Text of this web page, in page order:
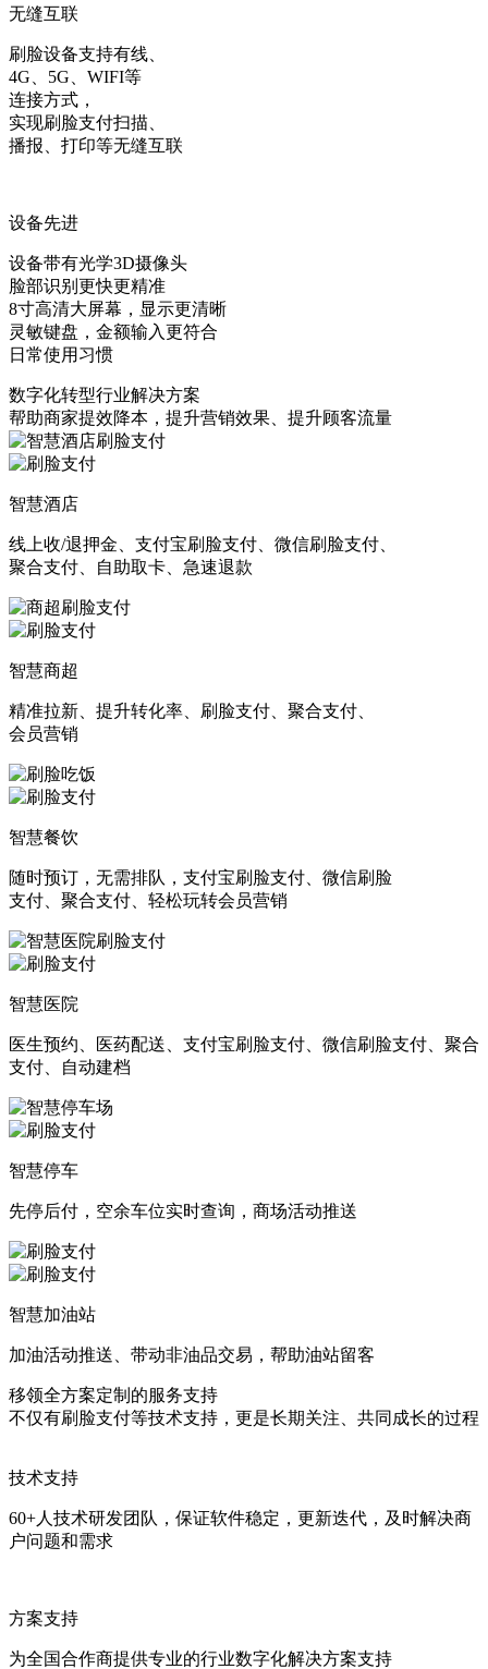
无缝互联
刷脸设备支持有线、
4G、5G、WIFI等
连接方式，
实现刷脸支付扫描、
播报、打印等无缝互联
设备先进
设备带有光学3D摄像头
脸部识别更快更精准
8寸高清大屏幕，显示更清晰
灵敏键盘，金额输入更符合
日常使用习惯
数字化转型行业解决方案
帮助商家提效降本，提升营销效果、提升顾客流量
智慧酒店
线上收/退押金、支付宝刷脸支付、微信刷脸支付、
聚合支付、自助取卡、急速退款
智慧商超
精准拉新、提升转化率、刷脸支付、聚合支付、
会员营销
智慧餐饮
随时预订，无需排队，支付宝刷脸支付、微信刷脸
支付、聚合支付、轻松玩转会员营销
智慧医院
医生预约、医药配送、支付宝刷脸支付、微信刷脸支付、聚合
支付、自动建档
智慧停车
先停后付，空余车位实时查询，商场活动推送
智慧加油站
加油活动推送、带动非油品交易，帮助油站留客
移领全方案定制的服务支持
不仅有刷脸支付等技术支持，更是长期关注、共同成长的过程
技术支持
60+人技术研发团队，保证软件稳定，更新迭代，及时解决商
户问题和需求
方案支持
为全国合作商提供专业的行业数字化解决方案支持